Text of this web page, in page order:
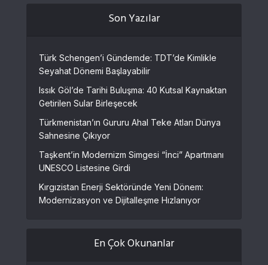
Son Yazılar
Türk Schengen’i Gündemde: TDT’de Kimlikle
Seyahat Dönemi Başlayabilir
Issık Göl’de Tarihi Buluşma: 40 Kutsal Kaynaktan
Getirilen Sular Birleşecek
Türkmenistan’ın Gururu Ahal Teke Atları Dünya
Sahnesine Çıkıyor
Taşkent’in Modernizm Simgesi “İnci” Apartmanı
UNESCO Listesine Girdi
Kırgızistan Enerji Sektöründe Yeni Dönem:
Modernizasyon ve Dijitalleşme Hızlanıyor
En Çok Okunanlar